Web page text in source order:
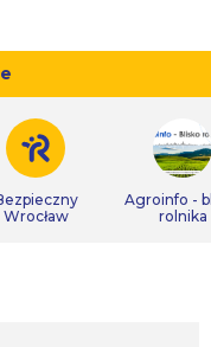
Wrocław
Agroinfo -
rolnika